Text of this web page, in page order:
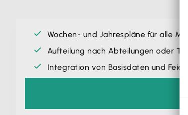
Wochen- und Jahrespläne für alle
Aufteilung nach Abteilungen oder
Integration von Basisdaten und